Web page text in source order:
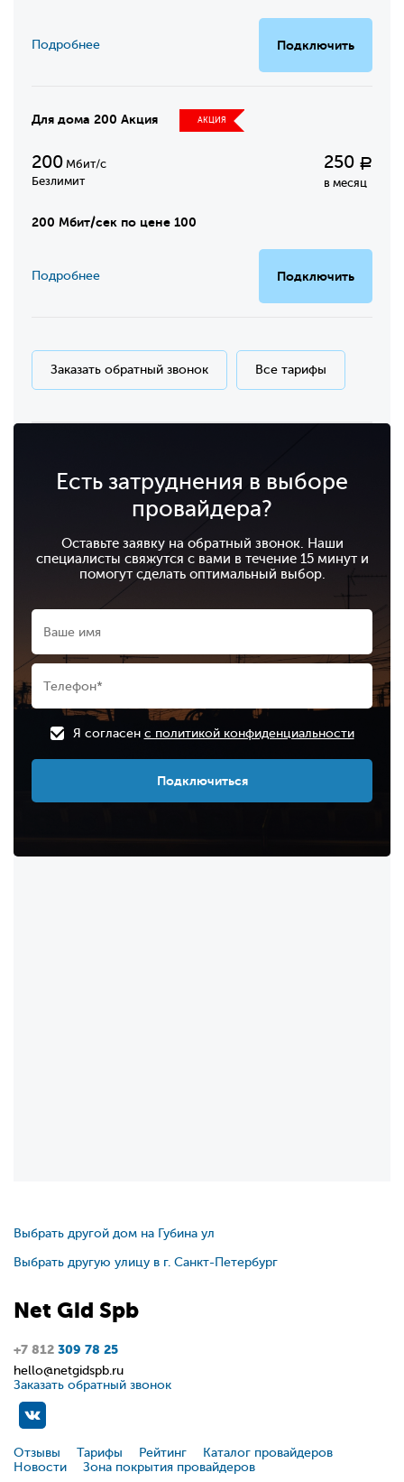
Подключить
Подробнее
Для дома 200 Акция АКЦИЯ
200 Мбит/с
Безлимит
250 Р
в месяц
200 Мбит/сек по цене 100
Подключить
Подробнее
Заказать обратный звонок Все тарифы
Есть затруднения в выборе
провайдера?
Оставьте заявку на обратный звонок. Наши
специалисты свяжутся с вами в течение 15 минут и
помогут сделать оптимальный выбор.
Я согласен с политикой конфиденциальности
Подключиться
Выбрать другой дом на Губина ул
Выбрать другую улицу в г. Санкт-Петербург
Net Gid Spb
+7 812 309 78 25
hello@netgidspb.ru
Заказать обратный звонок
Отзывы Тарифы Рейтинг
Каталог провайдеров
Новости
Зона покрытия провайдеров